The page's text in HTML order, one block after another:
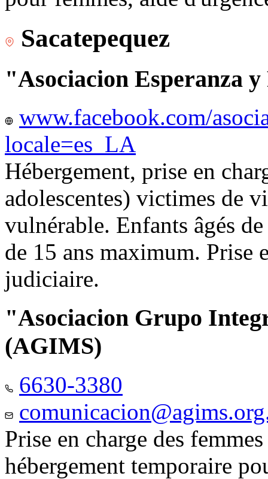
Sacatepequez
"Asociacion Esperanza
www.facebook.com/
locale=es_LA
Hébergement, prise en
adolescentes) victimes de
vulnérable. Enfants âgés
de 15 ans maximum. Prise
judiciaire.
"Asociacion Grupo
(AGIMS)
6630-3380
Prise en charge des
hébergement temporaire